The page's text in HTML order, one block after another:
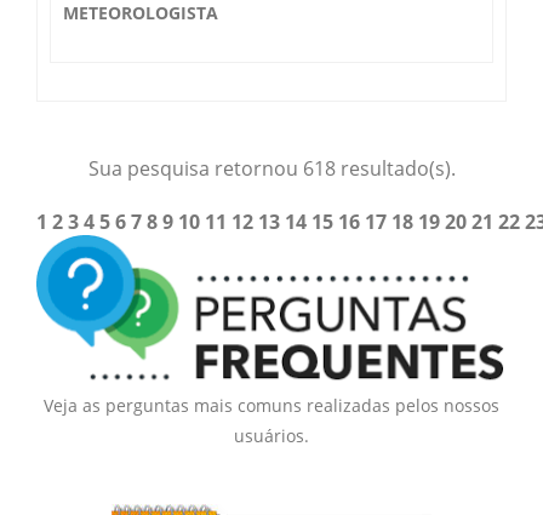
METEOROLOGISTA
Sua pesquisa retornou 618 resultado(s).
1 23456789 10 11 12 13 14 15 16 17 18 192021 22
Veja as perguntas mais comuns realizadas pelos nossos
usuários.